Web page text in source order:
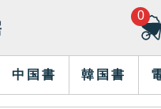
0
中国書 韓国書